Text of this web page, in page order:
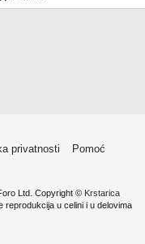
privatnosti
Pomoć
Ltd. Copyright © Krstarica
reprodukcija u celini i u delovima